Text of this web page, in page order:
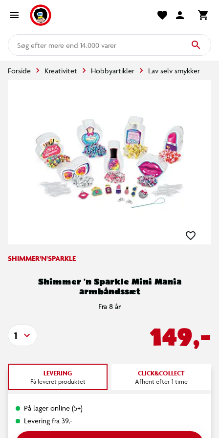
mere end 14.000 varer
Forside Kreativitet Hobbyartikler Lav selv smykker
SHIMMER'N'SPARKLE
Shimmer 'n Sparkle Mini Mania
armbåndssæt
Fra 8 år
149,-
1
LEVERING
Få leveret produktet
CLICK&COLLECT
Afhent efter 1 time
På lager online (5+)
Levering fra 39,-